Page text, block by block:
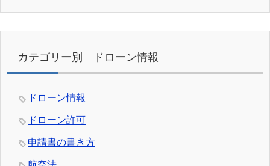
カテゴリー別 ドローン情報
ドローン情報
ドローン許可
申請書の書き方